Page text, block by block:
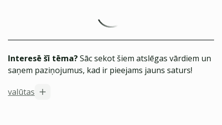
Interesē šī tēma?Sāc sekot šiem atslēgas vārdiem un
saņem paziņojumus, kad ir pieejams jauns saturs!
valūtas